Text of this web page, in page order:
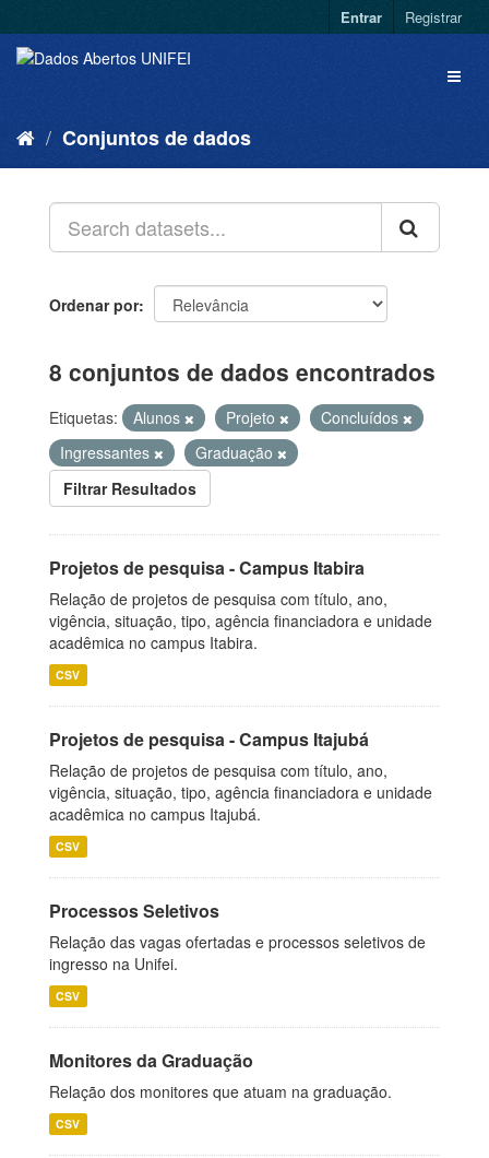
Entrar Registrar
Conjuntos de dados
Ordenar por
8 conjuntos de dados encontrados
Etiquetas: Alunos Projeto
Concluídos
Ingressantes
Graduação
Filtrar Resultados
Projetos de pesquisa - Campus Itabira
Relação de projetos de pesquisa com título, ano,
vigência, situação, tipo, agência financiadora e unidade
acadêmica no campus Itabira.
CSV
Projetos de pesquisa - Campus Itajubá
Relação de projetos de pesquisa com título, ano,
vigência, situação, tipo, agência financiadora e unidade
acadêmica no campus Itajubá.
CSV
Processos Seletivos
Relação das vagas ofertadas e processos seletivos de
ingresso na Unifei.
CSV
Monitores da Graduação
Relação dos monitores que atuam na graduação.
CSV